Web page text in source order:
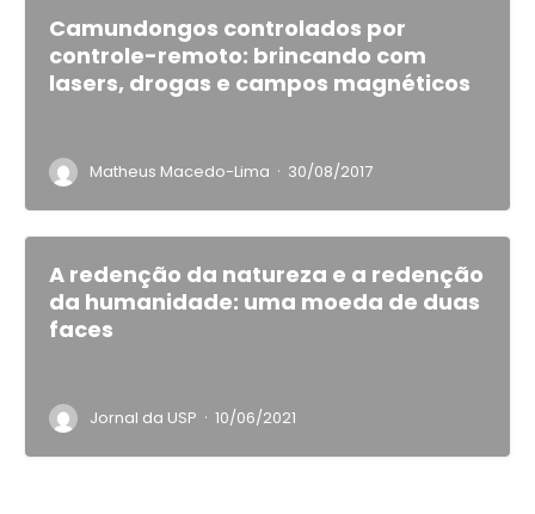
Camundongos controlados por
controle-remoto: brincando com
lasers, drogas e campos magnéticos
Matheus Macedo-Lima · 30/08/2017
A redenção da natureza e a redenção
da humanidade: uma moeda de duas
faces
Jornal da USP · 10/06/2021